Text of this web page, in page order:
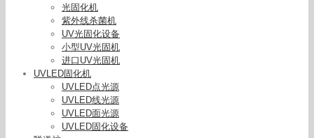
光固化机
紫外线杀菌机
UV光固化设备
小型UV光固机
进口UV光固机
UVLED固化机
UVLED点光源
UVLED线光源
UVLED面光源
UVLED固化设备